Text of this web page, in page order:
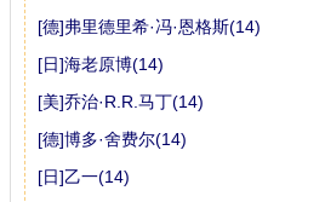
[德]弗里德里希·冯·恩格斯(14)
[日]海老原博(14)
[美]乔治·R.R.马丁(14)
[德]博多·舍费尔(14)
[日]乙一(14)